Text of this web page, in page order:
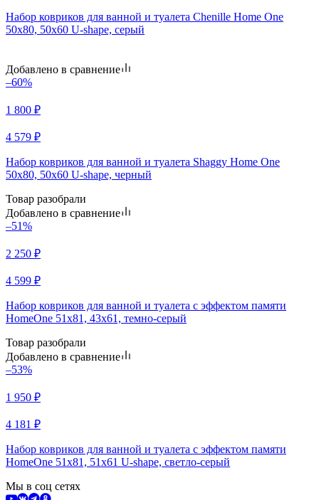
Набор ковриков для ванной и туалета Chenille Home One
50х80, 50х60 U-shape, серый
Добавлено в сравнение
–60%
1 800 ₽
4 579 ₽
Набор ковриков для ванной и туалета Shaggy Home One
50х80, 50х60 U-shape, черный
Товар разобрали
Добавлено в сравнение
–51%
2 250 ₽
4 599 ₽
Набор ковриков для ванной и туалета с эффектом памяти
HomeOne 51х81, 43х61, темно-серый
Товар разобрали
Добавлено в сравнение
–53%
1 950 ₽
4 181 ₽
Набор ковриков для ванной и туалета с эффектом памяти
HomeOne 51х81, 51х61 U-shape, светло-серый
Мы в соц сетях